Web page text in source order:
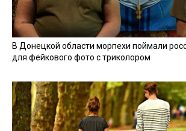
В Донецкой области морпехи поймали
для фейкового фото с триколором